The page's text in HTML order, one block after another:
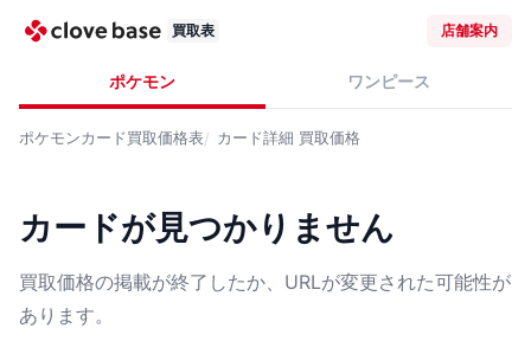
買取表 店舗案内
ポケモン ワンピース
ポケモンカード買取価格表 カード詳細 買取価格
カードが見つかりません
買取価格の掲載が終了したか、URLが変更された可能性が
あります。